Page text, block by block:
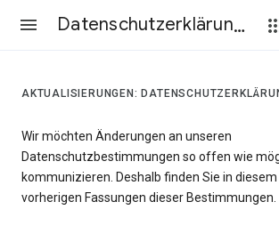
Datenschutzerklärung & Nutzungsbedingungen
AKTUALISIERUNGEN:
Wir möchten Änderungen an unseren
Datenschutzbestimmungen so offen wie
kommunizieren. Deshalb finden Sie in
vorherigen Fassungen dieser Bestimmungen.